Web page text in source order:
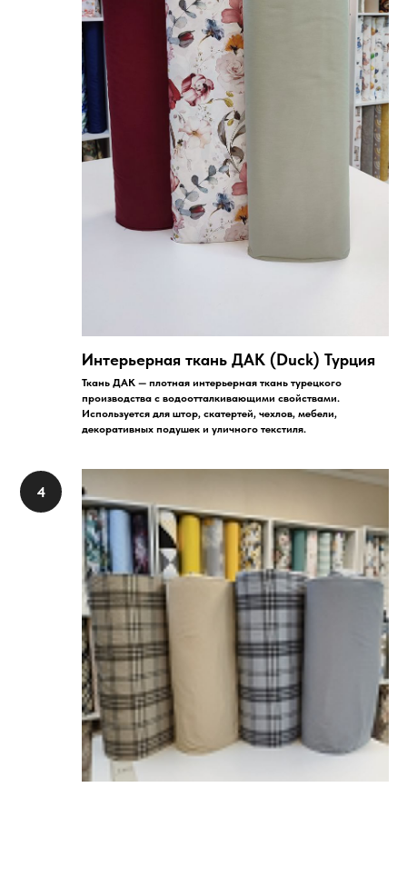
Интерьерная ткань ДАК (Duck) Турция
Ткань ДАК — плотная интерьерная ткань турецкого
производства с водоотталкивающими свойствами.
Используется для штор, скатертей, чехлов, мебели,
декоративных подушек и уличного текстиля.